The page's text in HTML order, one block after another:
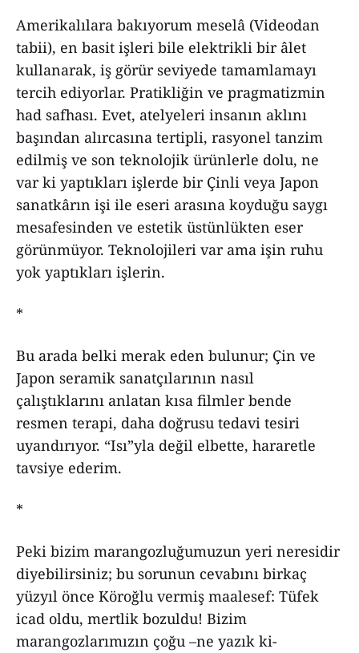
Amerikalılara bakıyorum meselâ (Videodan
tabii), en basit işleri bile elektrikli bir âlet
kullanarak, iş görür seviyede tamamlamayı
tercih ediyorlar. Pratikliğin ve pragmatizmin
had safhası. Evet, atelyeleri insanın aklını
başından alırcasına tertipli, rasyonel tanzim
edilmiş ve son teknolojik ürünlerle dolu, ne
var ki yaptıkları işlerde bir Çinli veya Japon
sanatkârın işi ile eseri arasına koyduğu saygı
mesafesinden ve estetik üstünlükten eser
görünmüyor. Teknolojileri var ama işin ruhu
yok yaptıkları işlerin.
*
Bu arada belki merak eden bulunur; Çin ve
Japon seramik sanatçılarının nasıl
çalıştıklarını anlatan kısa filmler bende
resmen terapi, daha doğrusu tedavi tesiri
uyandırıyor. “Isı”yla değil elbette, hararetle
tavsiye ederim.
*
Peki bizim marangozluğumuzun yeri neresidir
diyebilirsiniz; bu sorunun cevabını birkaç
yüzyıl önce Köroğlu vermiş maalesef: Tüfek
icad oldu, mertlik bozuldu! Bizim
marangozlarımızın çoğu –ne yazık ki-